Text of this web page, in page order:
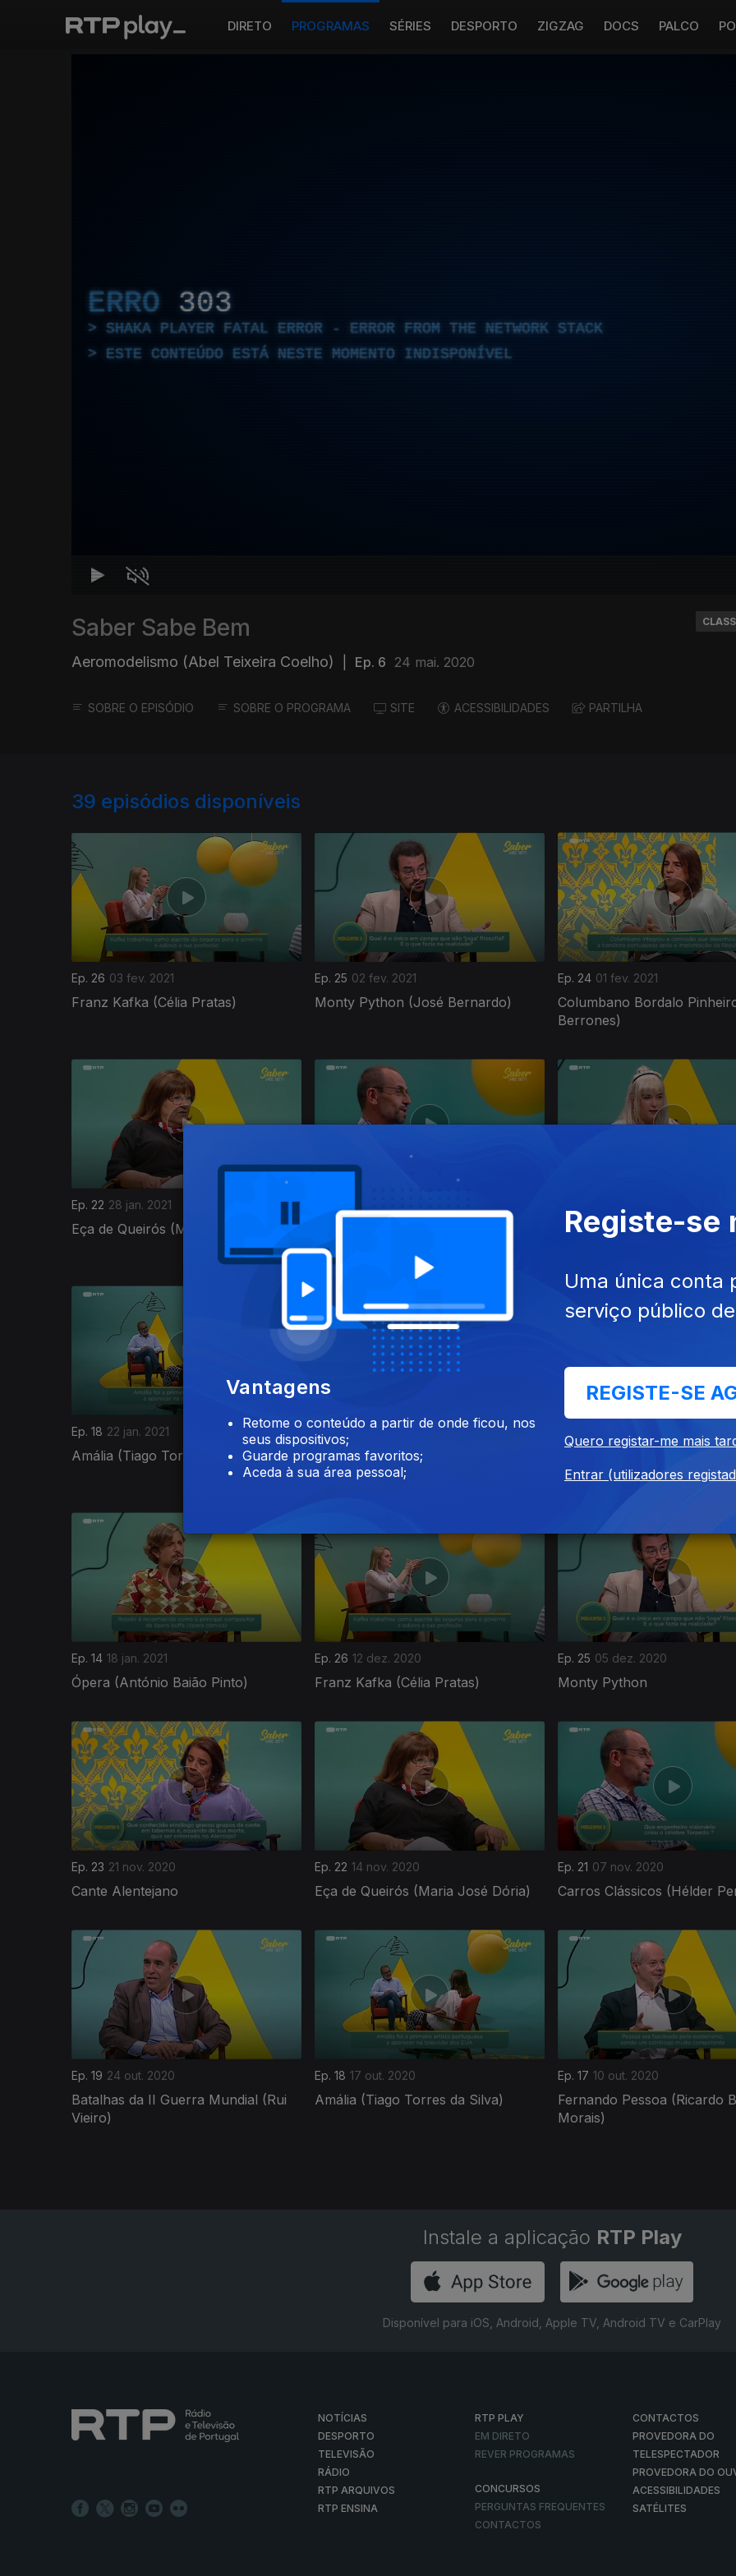
DIRETO PROGRAMAS SÉRIES DESPORTO ZIGZAG DOCS PALCO
ERRO 303
SHAKA PLAYER FATAL ERROR - ERROR FROM THE NETWORK STACK
ESTE CONTEÚDO ESTÁ NESTE MOMENTO INDISPONÍVEL
Saber Sabe Bem
Aeromodelismo (Abel Teixeira Coelho) Ep. 6 24 mai. 2020
SOBRE O EPISÓDIO SOBRE O PROGRAMA SITE ACESSIBILIDADES PARTILHA
39 episódios disponíveis
Ep. 26 03 fev. 2021
Franz Kafka (Célia Pratas)
Ep. 25 02 fev. 2021
Monty Python (José Bernardo)
Ep. 24 01 fev. 2021
Columbano Bordalo
Berrones)
Ep. 22 28 jan. 2021
Eça de Queirós (Maria José Dória) Tim Burton (Maitê do
Ep. 18 22 jan. 2021
Amália (Tiago Torres da Silva)
Ep. 17 21 jan. 2021
Fernando Pessoa (Ricardo Belo de
Morais)
Santos)
518820
Ep. 14 18 jan. 2021
Ópera (António Baião Pinto)
Ep. 26 12 dez. 2020
Franz Kafka (Célia Pratas)
Ep. 25 05 dez. 2020
Monty Python
Ep. 23 21 nov. 2020
Cante Alentejano
Ep. 22 14 nov. 2020
Eça de Queirós (Maria José Dória)
Ep. 21 07 nov. 2020
Carros Clássicos (Hélder
Ep. 19 24 out. 2020
Batalhas da II Guerra Mundial (Rui
Vieiro)
Ep. 18 17 out. 2020
Amália (Tiago Torres da Silva)
Ep. 17 10 out. 2020
Fernando Pessoa (Ricardo
Morais)
497040
Instale a aplicação RTP Play
Disponível para iOS, Android, Apple TV, Android TV e CarPlay
NOTÍCIAS
DESPORTO
TELEVISÃO
RÁDIO
RTP ARQUIVOS
RTP ENSINA
RTP PLAY
EM DIRETO
REVER PROGRAMAS
CONCURSOS
PERGUNTAS FREQUENTES
CONTACTOS
CONTACTOS
PROVEDORA DO
TELESPECTADOR
PROVEDORA DO
ACESSIBILIDADES
SATÉLITES
Vantagens
Retome o conteúdo a partir de onde ficou, nos
seus dispositivos;
Guarde programas favoritos;
Aceda à sua área pessoal;
Registe-se
Uma única conta
serviço público
REGISTE-SE
Quero registar-me mais
Entrar (utilizadores